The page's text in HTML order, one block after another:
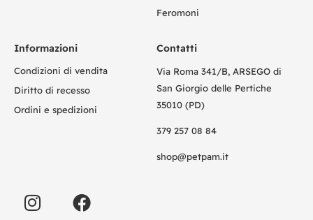
Feromoni
Informazioni
Condizioni di vendita
Diritto di recesso
Ordini e spedizioni
Contatti
Via Roma 341/B, ARSEGO di
San Giorgio delle Pertiche
35010 (PD)
379 257 08 84
shop@petpam.it